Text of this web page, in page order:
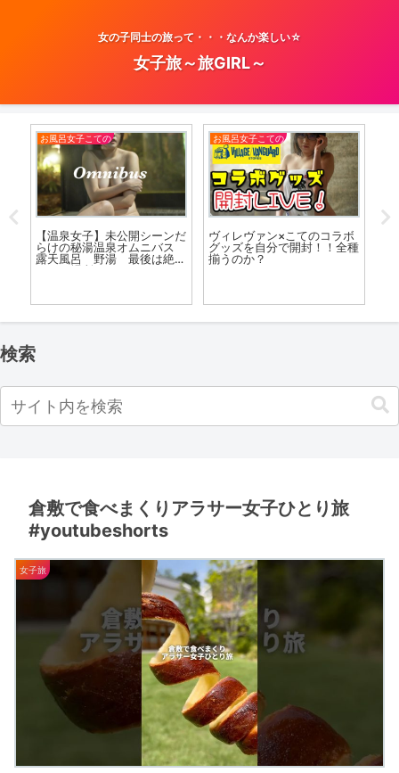
女の子同士の旅って・・・なんか楽しい☆
女子旅～旅GIRL～
お風呂女子こての
【温泉女子】未公開シーンだ
らけの秘湯温泉オムニバス
露天風呂 野湯 最後は絶景
お風呂女子こての
ヴィレヴァン×こてのコラボ
グッズを自分で開封！！全種
揃うのか？
検索
倉敷で食べまくりアラサー女子ひとり旅
#youtubeshorts
女子旅